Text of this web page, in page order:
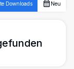
Downloads Neu